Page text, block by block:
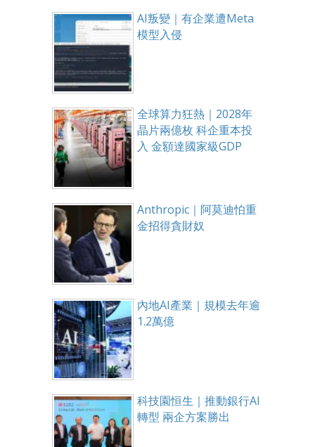
AI叛變｜有企業遭Meta
模型入侵
全球算力狂熱｜2028年
晶片兩億枚 科企重本投
入 金額達國家級GDP
Anthropic｜阿莫迪怕重
金招得貪財奴
內地AI產業｜規模去年逾
1.2萬億
科技園恒生｜推動銀行AI
轉型 兩企方案勝出